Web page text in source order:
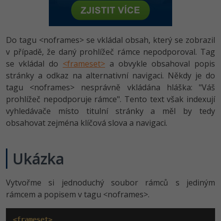
HTML5, CSS3, Bootstrap, SEO
SQL a databáze
Testování a verzování
UML a návrhové vzory
React
ASP.NET MVC
Django
JavaScript
Python
HTML / CSS
UML a návrhové vzory
MS-SQL
SQLite
Vývojář mobilních aplikací
C# Game developer
Webdesigner
Tester
Systémový administrátor
Projektový manažer
Python -80%
-80%
PHP -80%
C++ -80%
Swift -80%
Kotlin -80%
SQL
Návrh SW
Digitální gramotnost
WordPress
SEO -30%
UX
Business
MS Office -80%
Photoshop -80%
Adobe Illustrator
Adobe Lightroom -30%
-15%
Adobe InDesign -25%
Adobe After Effects
Blender
Fotografování -80%
Do tagu <noframes> se vkládal obsah, který se zobrazil
v případě, že daný prohlížeč rámce nepodporoval. Tag
se vkládal do <frameset> a obvykle obsahoval popis
stránky a odkaz na alternativní navigaci. Někdy je do
tagu <noframes> nesprávně vkládána hláška: "Váš
prohlížeč nepodporuje rámce". Tento text však indexují
vyhledávače místo titulní stránky a měl by tedy
obsahovat zejména klíčová slova a navigaci.
Ukázka
Vytvořme si jednoduchý soubor rámců s jediným
rámcem a popisem v tagu <noframes>.